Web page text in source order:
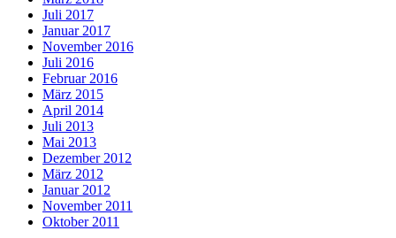
Juli 2017
Januar 2017
November 2016
Juli 2016
Februar 2016
März 2015
April 2014
Juli 2013
Mai 2013
Dezember 2012
März 2012
Januar 2012
November 2011
Oktober 2011